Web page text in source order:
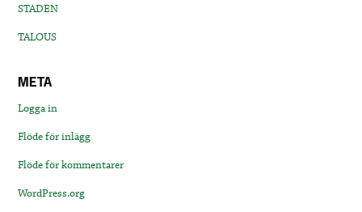
STADEN
TALOUS
META
Logga in
Flöde för inlägg
Flöde för kommentarer
WordPress.org